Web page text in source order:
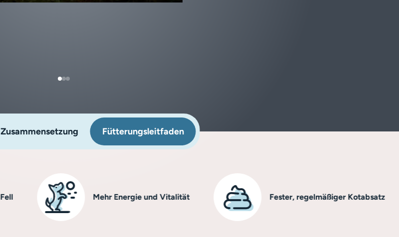
Zusammensetzung Fütterungsleitfaden
Mehr Energie und Vitalität Fester, regelmäßiger Kotabsatz